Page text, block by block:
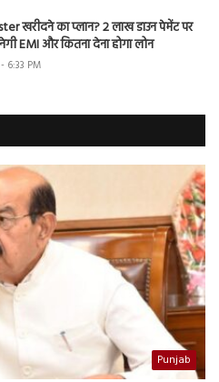
खरीदने का प्लान? 2 लाख डाउन पेमेंट पर
EMI और कितना देना होगा लोन
6:33 PM
Punjab